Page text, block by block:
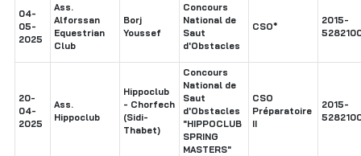
04-
05-
2025
Ass.
Alforssan
Equestrian
Club
Borj
Youssef
Concours
National de
Saut
d'Obstacles
CSO*
2015-
20-
04-
2025
Ass.
Hippoclub
Hippoclub
- Chorfech
(Sidi-
Thabet)
Concours
National de
Saut
d'Obstacles
"HIPPOCLUB
SPRING
MASTERS"
CSO
Préparatoire
II
2015-